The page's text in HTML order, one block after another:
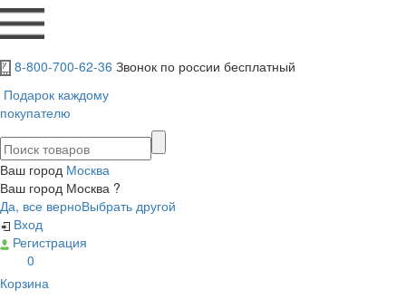
8-800-700-62-36 Звонок по россии бесплатный
Подарок каждому
покупателю
Ваш город Москва
Ваш город Москва ?
Да, все верноВыбрать другой
Вход
Регистрация
0
Корзина